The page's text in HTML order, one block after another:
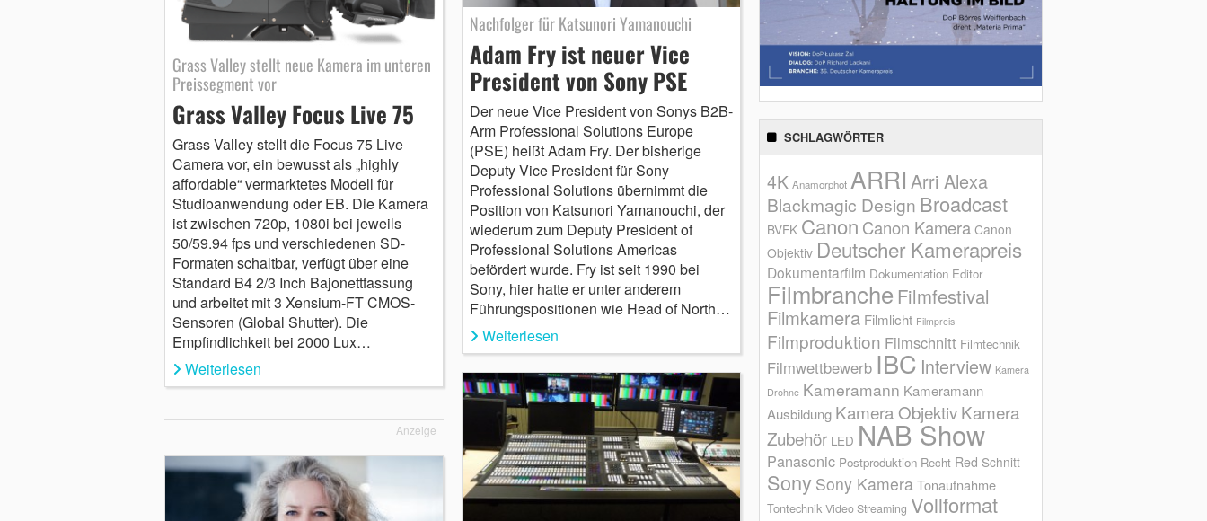
Grass Valley stellt neue Kamera im unteren
Preissegment vor
Grass Valley Focus Live 75
Grass Valley stellt die Focus 75 Live
Camera vor, ein bewusst als „highly
affordable“ vermarktetes Modell für
Studioanwendung oder EB. Die Kamera
ist zwischen 720p, 1080i bei jeweils
50/59.94 fps und verschiedenen SD-
Formaten schaltbar, verfügt über eine
Standard B4 2/3 Inch Bajonettfassung
und arbeitet mit 3 Xensium-FT CMOS-
Sensoren (Global Shutter). Die
Empfindlichkeit bei 2000 Lux…
Weiterlesen
Anzeige
Nachfolger für Katsunori Yamanouchi
Adam Fry ist neuer Vice
President von Sony PSE
Der neue Vice President von Sonys B2B-
Arm Professional Solutions Europe
(PSE) heißt Adam Fry. Der bisherige
Deputy Vice President für Sony
Professional Solutions übernimmt die
Position von Katsunori Yamanouchi, der
wiederum zum Deputy President of
Professional Solutions Americas
befördert wurde. Fry ist seit 1990 bei
Sony, hier hatte er unter anderem
Führungspositionen wie Head of North…
Weiterlesen
SCHLAGWÖRTER
4K Anamorphot ARRI Arri Alexa
Blackmagic Design Broadcast
BVFK Canon Canon Kamera Canon
Objektiv Deutscher Kamerapreis
Dokumentarfilm Dokumentation Editor
Filmbranche Filmfestival
Filmkamera Filmlicht Filmpreis
Filmproduktion Filmschnitt Filmtechnik
Filmwettbewerb IBC Interview Kamera
Drohne Kameramann Kameramann
Ausbildung Kamera ObjektivKamera
Zubehör LED NAB Show
Panasonic Postproduktion Recht Red Schnitt
Sony Sony KameraTonaufnahme
Tontechnik Video Streaming Vollformat